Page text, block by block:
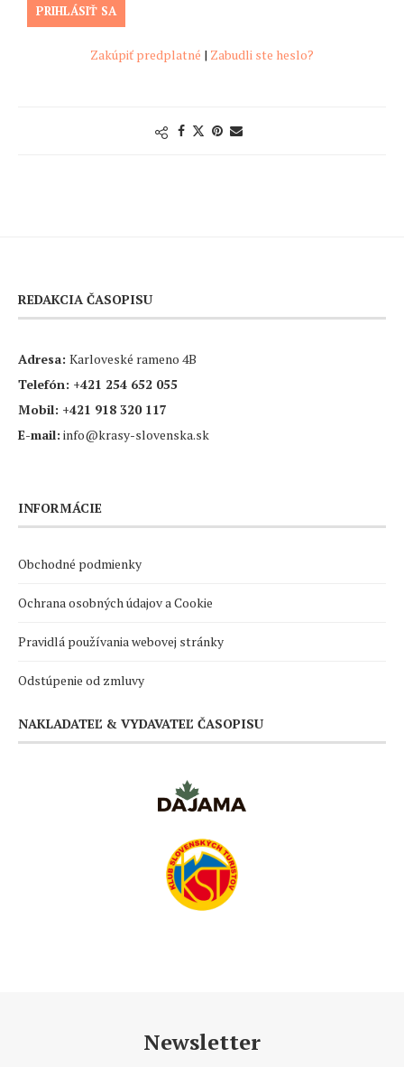
Zakúpiť predplatné | Zabudli ste heslo?
REDAKCIA ČASOPISU
Adresa: Karloveské rameno 4B
Telefón: +421 254 652 055
Mobil: +421 918 320 117
E-mail: info@krasy-slovenska.sk
INFORMÁCIE
Obchodné podmienky
Ochrana osobných údajov a Cookie
Pravidlá používania webovej stránky
Odstúpenie od zmluvy
NAKLADATEĽ & VYDAVATEĽ ČASOPISU
Newsletter